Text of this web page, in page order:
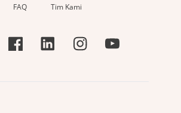
FAQ Tim Kami